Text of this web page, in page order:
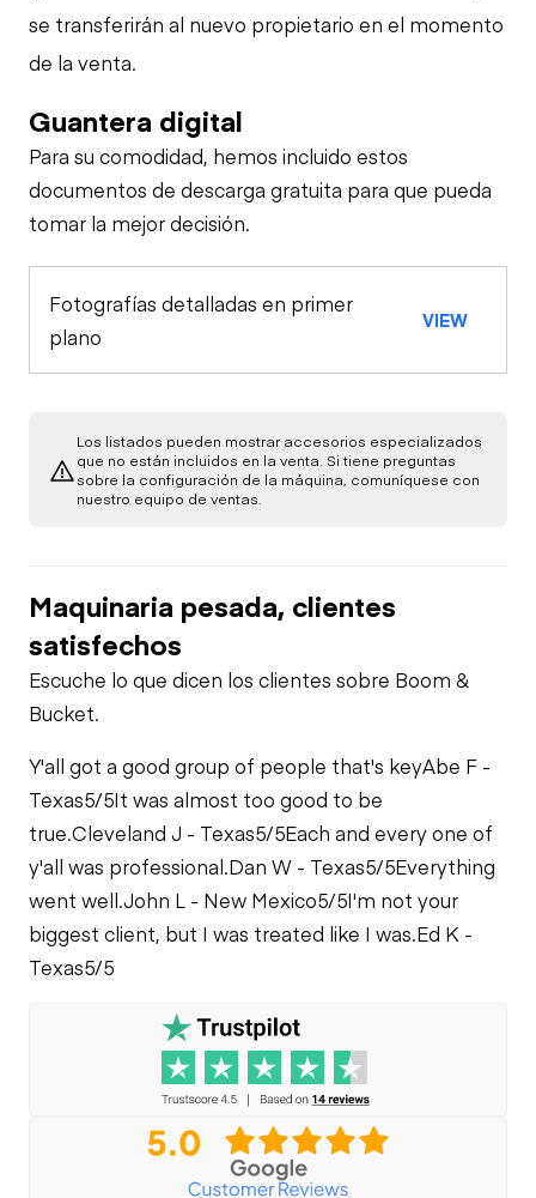
se transferirán al nuevo propietario en el momento
de la venta.
Guantera digital
Para su comodidad, hemos incluido estos
documentos de descarga gratuita para que pueda
tomar la mejor decisión.
Fotografías detalladas en primer
plano
VIEW
Los listados pueden mostrar accesorios especializados
que no están incluidos en la venta. Si tiene preguntas
sobre la configuración de la máquina, comuníquese con
nuestro equipo de ventas.
Maquinaria pesada, clientes
satisfechos
Escuche lo que dicen los clientes sobre Boom &
Bucket.
Y'all got a good group of people that's keyAbe F -
Texas5/5It was almost too good to be
true.Cleveland J - Texas5/5Each and every one of
y'all was professional.Dan W - Texas5/5Everything
went well.John L - New Mexico5/5I'm not your
biggest client, but I was treated like I was.Ed K -
Texas5/5